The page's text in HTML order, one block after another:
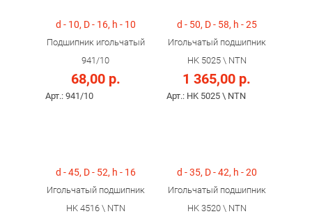
d - 10, D - 16, h - 10
Подшипник игольчатый
941/10
68,00 р.
Арт.: 941/10
d - 50, D - 58, h - 25
Игольчатый подшипник
HK 5025 \ NTN
1 365,00 р.
Арт.: HK 5025 \ NTN
d - 45, D - 52, h - 16
Игольчатый подшипник
HK 4516 \ NTN
d - 35, D - 42, h - 20
Игольчатый подшипник
HK 3520 \ NTN